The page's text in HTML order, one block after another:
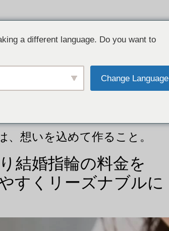
ラーストーンリング レイヤードリング
、想いを込めて作ること。
結婚指輪の料金を
すくリーズナブルに
a different language. Do you want to
Change Language